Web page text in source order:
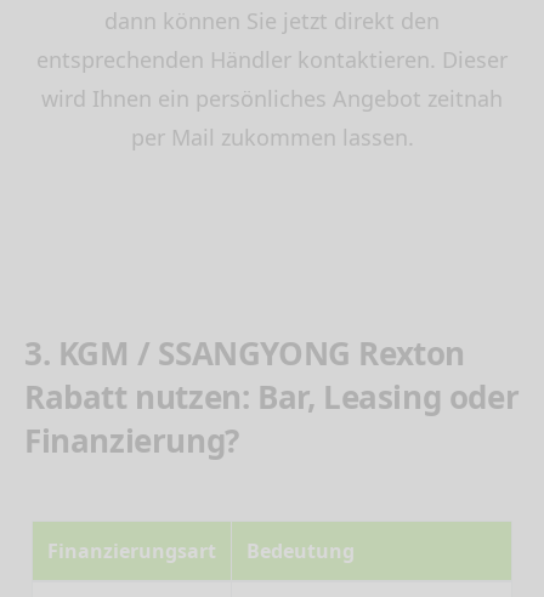
dann können Sie jetzt direkt den
entsprechenden Händler kontaktieren. Dieser
wird Ihnen ein persönliches Angebot zeitnah
per Mail zukommen lassen.
3. KGM / SSANGYONG Rexton
Rabatt nutzen: Bar, Leasing oder
Finanzierung?
Finanzierungsart Bedeutung